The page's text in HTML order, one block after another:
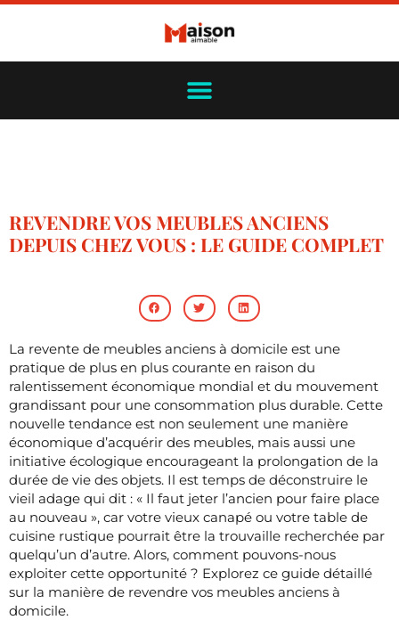
REVENDRE VOS MEUBLES ANCIENS
DEPUIS CHEZ VOUS : LE GUIDE COMPLET
La revente de meubles anciens à domicile est une
pratique de plus en plus courante en raison du
ralentissement économique mondial et du mouvement
grandissant pour une consommation plus durable. Cette
nouvelle tendance est non seulement une manière
économique d’acquérir des meubles, mais aussi une
initiative écologique encourageant la prolongation de la
durée de vie des objets. Il est temps de déconstruire le
vieil adage qui dit : « Il faut jeter l’ancien pour faire place
au nouveau », car votre vieux canapé ou votre table de
cuisine rustique pourrait être la trouvaille recherchée par
quelqu’un d’autre. Alors, comment pouvons-nous
exploiter cette opportunité ? Explorez ce guide détaillé
sur la manière de revendre vos meubles anciens à
domicile.